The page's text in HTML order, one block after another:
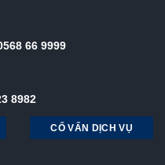
66 9999
8982
CỐ VẤN DỊCH VỤ